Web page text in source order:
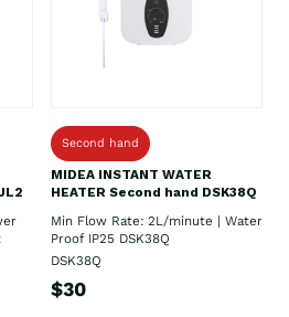
Second hand
MIDEA INSTANT WATER
HEATER Second hand DSK38Q
Min Flow Rate: 2L/minute | Water
Proof IP25 DSK38Q
DSK38Q
$30